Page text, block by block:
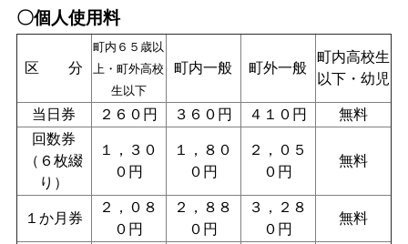
〇個人使用料
区 分
町内６５歳以
上・町外高校
生以下
町内一般 町外一般
町内高校生
以下・幼児
当日券 ２６０円 ３６０円 ４１０円
無料
回数券
（６枚綴
り）
１，３０
０円
１，８０
０円
２，０５
０円
無料
１か月券
２，０８
０円
２，８８
０円
３，２８
０円
無料